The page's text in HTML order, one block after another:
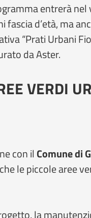
entrerà
d’età, ma
“Prati Urbani
da Aster.
VERDI
con il Comune di
le piccole aree
la